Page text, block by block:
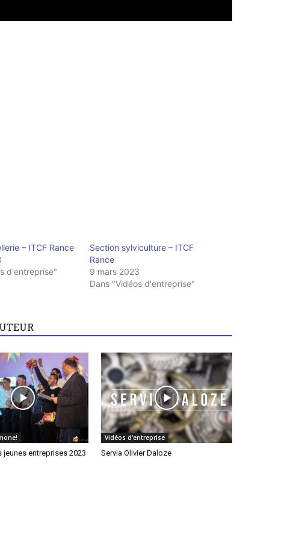
– ITCF Rance
d'entreprise"
Section sylviculture – ITCF
Rance
9 mars 2023
Dans "Vidéos d'entreprise"
jeunes entreprises 2023
Vidéos d'entreprise
Servia Olivier Daloze